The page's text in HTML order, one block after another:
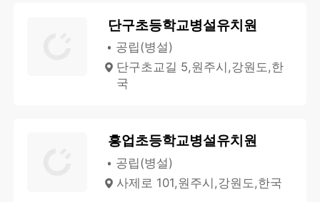
단구초등학교병설유치원
공립(병설)
단구초교길 5,원주시,강원도,한
국
흥업초등학교병설유치원
공립(병설)
사제로 101,원주시,강원도,한국